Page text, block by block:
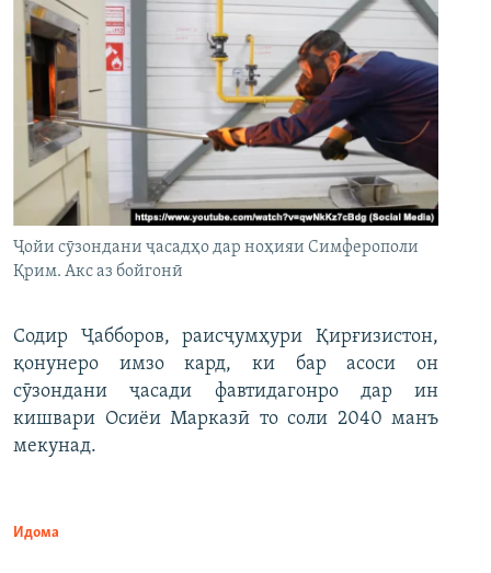
Ҷойи сӯзондани ҷасадҳо дар ноҳияи Симферополи
Қрим. Акс аз бойгонӣ
Содир Ҷабборов, раисҷумҳури Қирғизистон,
қонунеро имзо кард, ки бар асоси он
сӯзондани ҷасади фавтидагонро дар ин
кишвари Осиёи Марказӣ то соли 2040 манъ
мекунад.
Идома